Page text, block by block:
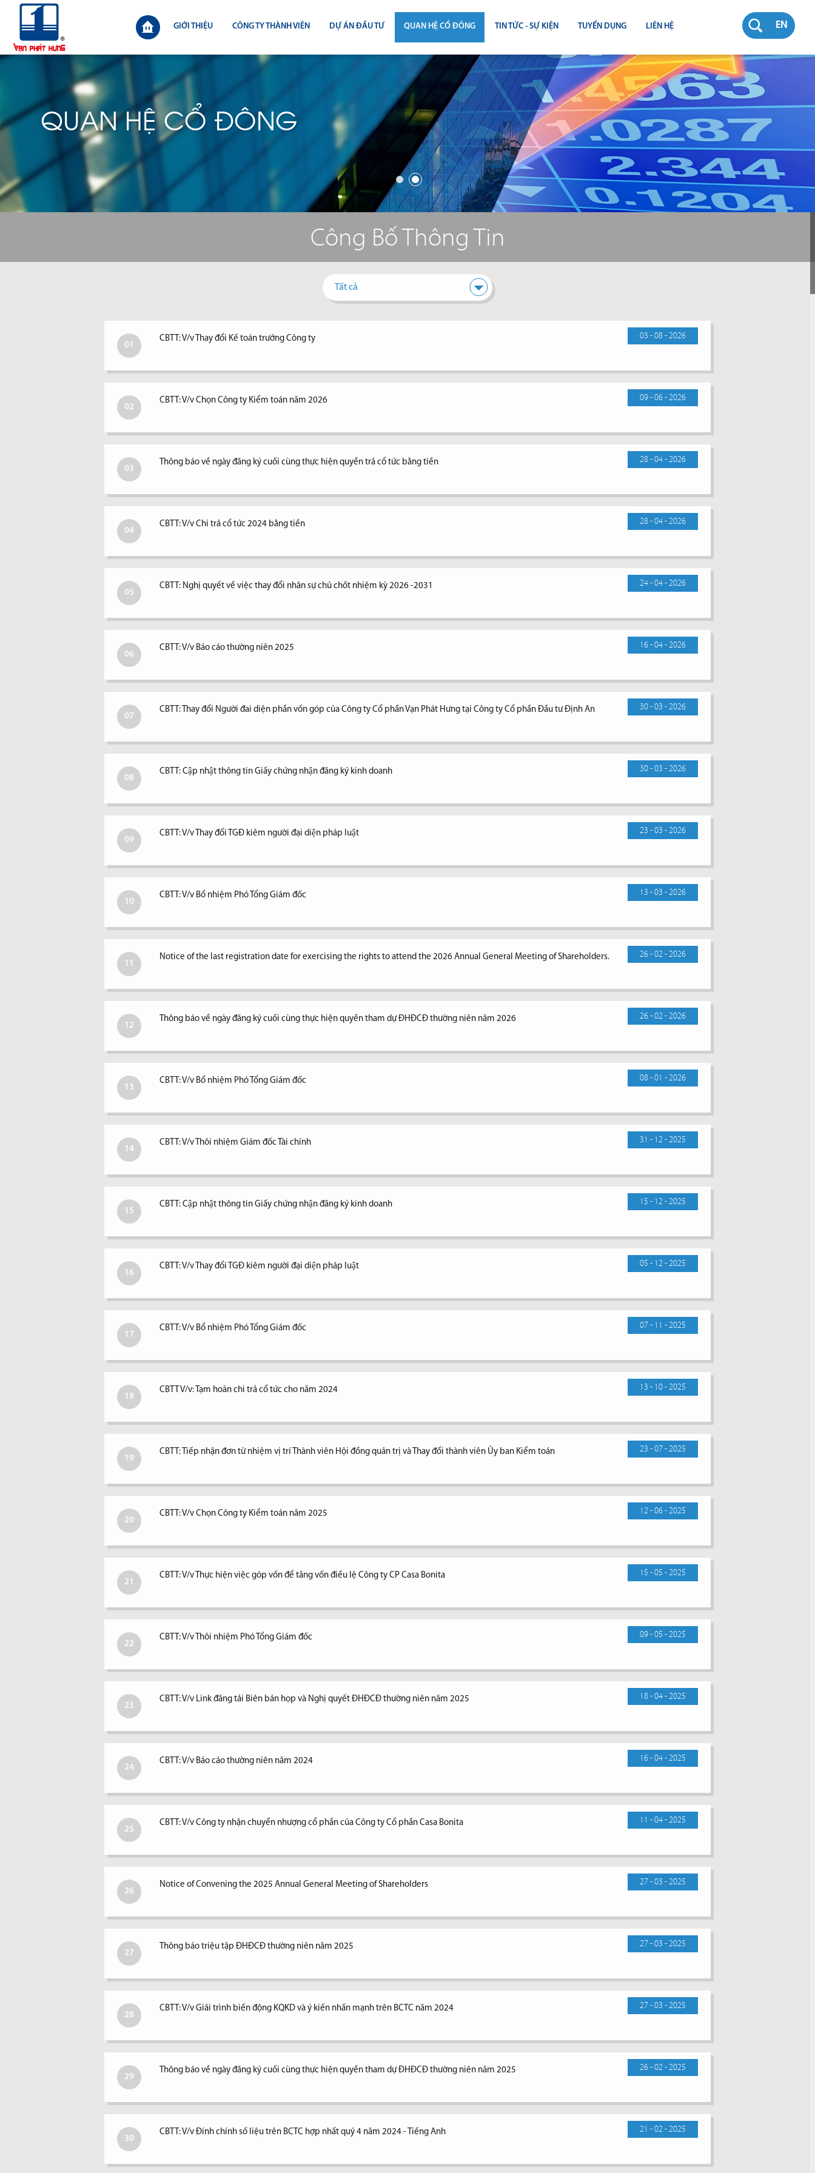
EN
GIỚI THIỆU CÔNG TY THÀNH VIÊN DỰ ÁN ĐẦU TƯ QUAN HỆ CỔ ĐÔNG
CÔNG BỐ THÔNG TIN
ĐẠI HỘI ĐỒNG CỔ ĐÔNG
BÁO CÁO THƯỜNG NIÊN
BÁO CÁO TÀI CHÍNH
BÁO CÁO QUẢN TRỊ CÔNG TY
TIN TỨC - SỰ KIỆN
TIN THỊ TRƯỜNG
TIN DỰ ÁN
TIN CÔNG TY
TUYỂN DỤNG LIÊN HỆ
QUAN HỆ CỔ ĐÔNG
Công Bố Thông Tin
Tất cả
01
03 - 08 - 2026
CBTT: V/v Thay đổi Kế toán trưởng Công ty
02
09 - 06 - 2026
CBTT: V/v Chọn Công ty Kiểm toán năm 2026
03
28 - 04 - 2026
Thông báo về ngày đăng ký cuối cùng thực hiện quyền trả cổ tức bằng tiền
04
28 - 04 - 2026
CBTT: V/v Chi trả cổ tức 2024 bằng tiền
05
24 - 04 - 2026
CBTT: Nghị quyết về việc thay đổi nhân sự chủ chốt nhiệm kỳ 2026 -2031
06
16 - 04 - 2026
CBTT: V/v Báo cáo thường niên 2025
07
30 - 03 - 2026
CBTT: Thay đổi Người đai diện phần vốn góp của Công ty Cổ phần Vạn Phát Hưng tại Công ty Cổ phần Đầu tư Định An
08
30 - 03 - 2026
CBTT: Cập nhật thông tin Giấy chứng nhận đăng ký kinh doanh
09
23 - 03 - 2026
CBTT: V/v Thay đổi TGĐ kiêm người đại diện pháp luật
10
13 - 03 - 2026
CBTT: V/v Bổ nhiệm Phó Tổng Giám đốc
11
26 - 02 - 2026
Notice of the last registration date for exercising the rights to attend the 2026 Annual General Meeting of Shareholders.
12
26 - 02 - 2026
Thông báo về ngày đăng ký cuối cùng thực hiện quyền tham dự ĐHĐCĐ thường niên năm 2026
13
08 - 01 - 2026
CBTT: V/v Bổ nhiệm Phó Tổng Giám đốc
14
31 - 12 - 2025
CBTT: V/v Thôi nhiệm Giám đốc Tài chính
15
15 - 12 - 2025
CBTT: Cập nhật thông tin Giấy chứng nhận đăng ký kinh doanh
16
05 - 12 - 2025
CBTT: V/v Thay đổi TGĐ kiêm người đại diện pháp luật
17
07 - 11 - 2025
CBTT: V/v Bổ nhiệm Phó Tổng Giám đốc
18
13 - 10 - 2025
CBTT V/v: Tạm hoãn chi trả cổ tức cho năm 2024
19
23 - 07 - 2025
CBTT: Tiếp nhận đơn từ nhiệm vị trí Thành viên Hội đồng quản trị và Thay đổi thành viên Ủy ban Kiểm toán
20
12 - 06 - 2025
CBTT: V/v Chọn Công ty Kiểm toán năm 2025
21
15 - 05 - 2025
CBTT: V/v Thực hiện việc góp vốn để tăng vốn điều lệ Công ty CP Casa Bonita
22
09 - 05 - 2025
CBTT: V/v Thôi nhiệm Phó Tổng Giám đốc
23
18 - 04 - 2025
CBTT: V/v Link đăng tải Biên bản họp và Nghị quyết ĐHĐCĐ thường niên năm 2025
24
16 - 04 - 2025
CBTT: V/v Báo cáo thường niên năm 2024
25
11 - 04 - 2025
CBTT: V/v Công ty nhận chuyển nhượng cổ phần của Công ty Cổ phần Casa Bonita
26
27 - 03 - 2025
Notice of Convening the 2025 Annual General Meeting of Shareholders
27
27 - 03 - 2025
Thông báo triệu tập ĐHĐCĐ thường niên năm 2025
28
27 - 03 - 2025
CBTT: V/v Giải trình biến động KQKD và ý kiến nhấn mạnh trên BCTC năm 2024
29
26 - 02 - 2025
Thông báo về ngày đăng ký cuối cùng thực hiện quyền tham dự ĐHĐCĐ thường niên năm 2025
30
21 - 02 - 2025
CBTT: V/v Đính chính số liệu trên BCTC hợp nhất quý 4 năm 2024 - Tiếng Anh